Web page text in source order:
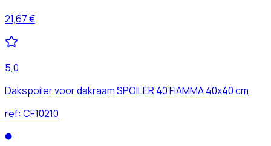
21,67 €
5,0
Dakspoiler voor dakraam SPOILER 40 FIAMMA 40x40 cm
ref: CF10210